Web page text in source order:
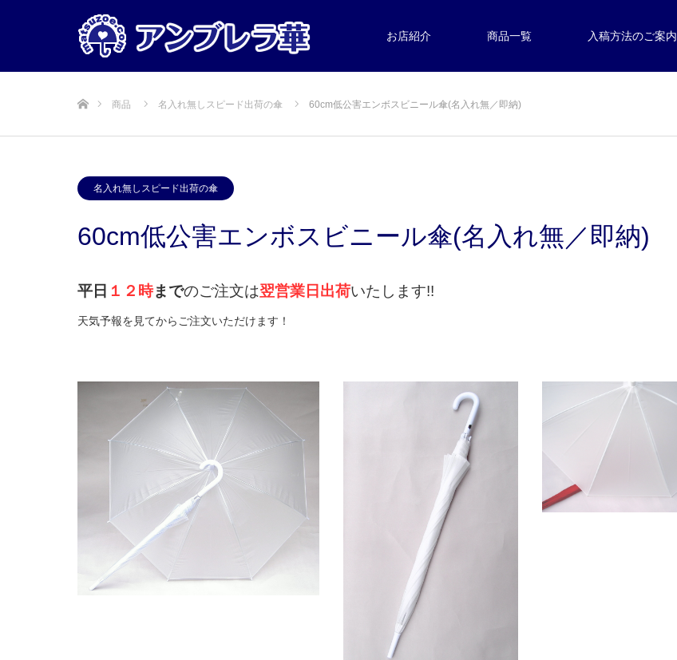
お店紹介 商品一覧 入稿方法のご案内
商品 名入れ無しスピード出荷の傘 60cm低公害エンボスビニール傘(名入れ無／即納)
名入れ無しスピード出荷の傘
60cm低公害エンボスビニール傘(名入れ無／即納)
平日 １２時までのご注文は翌営業日出荷いたします!!
天気予報を見てからご注文いただけます！